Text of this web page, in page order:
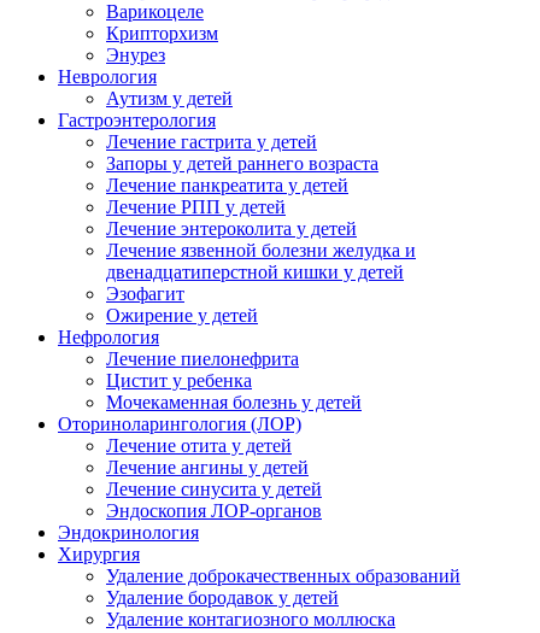
Варикоцеле
Крипторхизм
Энурез
Неврология
Аутизм у детей
Гастроэнтерология
Лечение гастрита у детей
Запоры у детей раннего возраста
Лечение панкреатита у детей
Лечение РПП у детей
Лечение энтероколита у детей
Лечение язвенной болезни желудка и
двенадцатиперстной кишки у детей
Эзофагит
Ожирение у детей
Нефрология
Лечение пиелонефрита
Цистит у ребенка
Мочекаменная болезнь у детей
Оториноларингология (ЛОР)
Лечение отита у детей
Лечение ангины у детей
Лечение синусита у детей
Эндоскопия ЛОР-органов
Эндокринология
Хирургия
Удаление доброкачественных образований
Удаление бородавок у детей
Удаление контагиозного моллюска